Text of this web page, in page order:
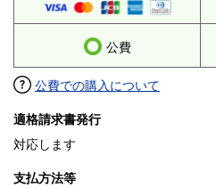
公費
公費での購入について
適格請求書発行
対応します
支払方法等